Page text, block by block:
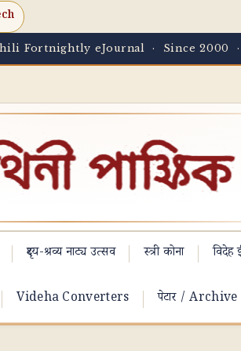
Fortnightly eJournal · Since 2000
दृश्य-श्रव्य नाट्य उत्सव स्त्री कोना विदेह
Videha Converters पेटार / Archive